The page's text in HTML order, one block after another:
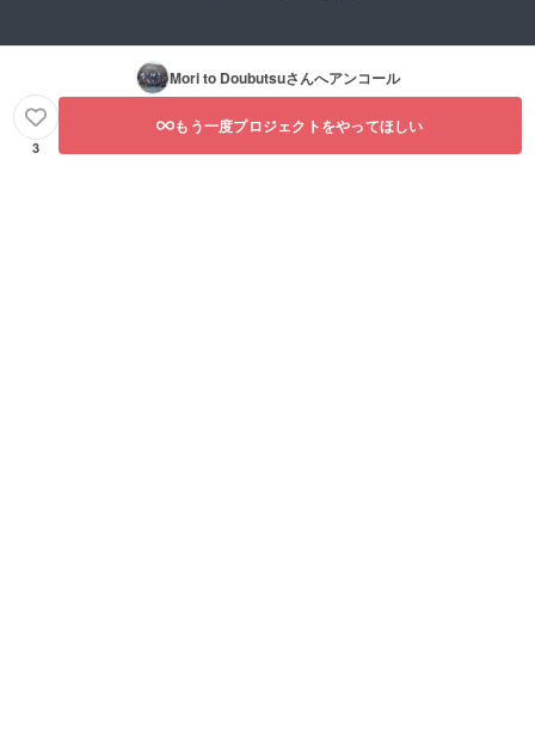
Mori to Doubutsuさんへアンコール
3
もう一度プロジェクトをやってほしい